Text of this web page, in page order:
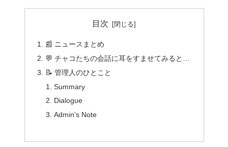
目次
📰 ニュースまとめ
💬 チャコたちの会話に耳をすませてみると…
📝 管理人のひとこと
Summary
Dialogue
Admin’s Note